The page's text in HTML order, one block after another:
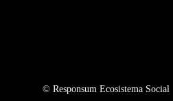
© Responsum Ecosistema Social